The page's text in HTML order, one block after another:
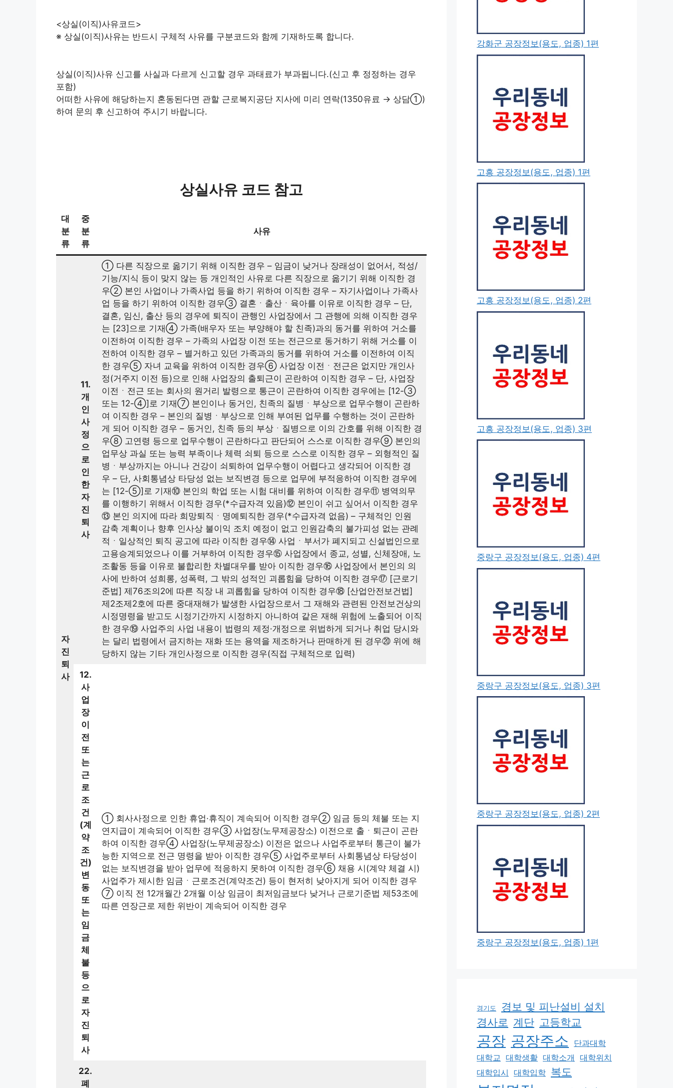
<상실(이직)사유코드>
※ 상실(이직)사유는 반드시 구체적 사유를 구분코드와 함께 기재하도록 합니다.
상실(이직)사유 신고를 사실과 다르게 신고할 경우 과태료가 부과됩니다.(신고 후 정정하는 경우
포함)
어떠한 사유에 해당하는지 혼동된다면 관할 근로복지공단 지사에 미리 연락(1350유료 → 상담①)
하여 문의 후 신고하여 주시기 바랍니다.
상실사유 코드 참고
대
분
류
중
분
류
사유
자
진
퇴
사
11.
개
인
사
정
으
로
인
한
자
진
퇴
사
① 다른 직장으로 옮기기 위해 이직한 경우 – 임금이 낮거나 장래성이 없어서, 적성/
기능/지식 등이 맞지 않는 등 개인적인 사유로 다른 직장으로 옮기기 위해 이직한 경
우② 본인 사업이나 가족사업 등을 하기 위하여 이직한 경우 – 자기사업이나 가족사
업 등을 하기 위하여 이직한 경우③ 결혼ㆍ출산ㆍ육아를 이유로 이직한 경우 – 단,
결혼, 임신, 출산 등의 경우에 퇴직이 관행인 사업장에서 그 관행에 의해 이직한 경우
는 [23]으로 기재④ 가족(배우자 또는 부양해야 할 친족)과의 동거를 위하여 거소를
이전하여 이직한 경우 – 가족의 사업장 이전 또는 전근으로 동거하기 위해 거소를 이
전하여 이직한 경우 – 별거하고 있던 가족과의 동거를 위하여 거소를 이전하여 이직
한 경우⑤ 자녀 교육을 위하여 이직한 경우⑥ 사업장 이전ㆍ전근은 없지만 개인사
정(거주지 이전 등)으로 인해 사업장의 출퇴근이 곤란하여 이직한 경우 – 단, 사업장
이전ㆍ전근 또는 회사의 원거리 발령으로 통근이 곤란하여 이직한 경우에는 [12-③
또는 12-④]로 기재⑦ 본인이나 동거인, 친족의 질병ㆍ부상으로 업무수행이 곤란하
여 이직한 경우 – 본인의 질병ㆍ부상으로 인해 부여된 업무를 수행하는 것이 곤란하
게 되어 이직한 경우 – 동거인, 친족 등의 부상ㆍ질병으로 이의 간호를 위해 이직한 경
우⑧ 고연령 등으로 업무수행이 곤란하다고 판단되어 스스로 이직한 경우⑨ 본인의
업무상 과실 또는 능력 부족이나 체력 쇠퇴 등으로 스스로 이직한 경우 – 외형적인 질
병ㆍ부상까지는 아니나 건강이 쇠퇴하여 업무수행이 어렵다고 생각되어 이직한 경
우 – 단, 사회통념상 타당성 없는 보직변경 등으로 업무에 부적응하여 이직한 경우에
는 [12-⑤]로 기재⑩ 본인의 학업 또는 시험 대비를 위하여 이직한 경우⑪ 병역의무
를 이행하기 위해서 이직한 경우(*수급자격 있음)⑫ 본인이 쉬고 싶어서 이직한 경우
⑬ 본인 의지에 따라 희망퇴직ㆍ명예퇴직한 경우(*수급자격 없음) – 구체적인 인원
감축 계획이나 향후 인사상 불이익 조치 예정이 없고 인원감축의 불가피성 없는 관례
적ㆍ일상적인 퇴직 공고에 따라 이직한 경우⑭ 사업ㆍ부서가 폐지되고 신설법인으로
고용승계되었으나 이를 거부하여 이직한 경우⑮ 사업장에서 종교, 성별, 신체장애, 노
조활동 등을 이유로 불합리한 차별대우를 받아 이직한 경우⑯ 사업장에서 본인의 의
사에 반하여 성희롱, 성폭력, 그 밖의 성적인 괴롭힘을 당하여 이직한 경우⑰ [근로기
준법] 제76조의2에 따른 직장 내 괴롭힘을 당하여 이직한 경우⑱ [산업안전보건법]
제2조제2호에 따른 중대재해가 발생한 사업장으로서 그 재해와 관련된 안전보건상의
시정명령을 받고도 시정기간까지 시정하지 아니하여 같은 재해 위험에 노출되어 이직
한 경우⑲ 사업주의 사업 내용이 법령의 제정·개정으로 위법하게 되거나 취업 당시와
는 달리 법령에서 금지하는 재화 또는 용역을 제조하거나 판매하게 된 경우⑳ 위에 해
당하지 않는 기타 개인사정으로 이직한 경우(직접 구체적으로 입력)
12.
사
업
장
이
전
또
는
근
로
조
건
(계
약
조
건)
변
동
또
는
임
금
체
불
등
으
로
자
진
퇴
사
① 회사사정으로 인한 휴업·휴직이 계속되어 이직한 경우② 임금 등의 체불 또는 지
연지급이 계속되어 이직한 경우③ 사업장(노무제공장소) 이전으로 출ㆍ퇴근이 곤란
하여 이직한 경우④ 사업장(노무제공장소) 이전은 없으나 사업주로부터 통근이 불가
능한 지역으로 전근 명령을 받아 이직한 경우⑤ 사업주로부터 사회통념상 타당성이
없는 보직변경을 받아 업무에 적응하지 못하여 이직한 경우⑥ 채용 시(계약 체결 시)
사업주가 제시한 임금ㆍ근로조건(계약조건) 등이 현저히 낮아지게 되어 이직한 경우
⑦ 이직 전 12개월간 2개월 이상 임금이 최저임금보다 낮거나 근로기준법 제53조에
따른 연장근로 제한 위반이 계속되어 이직한 경우
22.
폐
강화군 공장정보(용도, 업종) 1편
고흥 공장정보(용도, 업종) 1편
고흥 공장정보(용도, 업종) 2편
고흥 공장정보(용도, 업종) 3편
중랑구 공장정보(용도, 업종) 4편
중랑구 공장정보(용도, 업종) 3편
중랑구 공장정보(용도, 업종) 2편
중랑구 공장정보(용도, 업종) 1편
경기도
경보 및 피난설비 설치
경사로 계단 고등학교
공장 공장주소
단과대학
대학교
대학생활 대학소개 대학위치
대학입시 대학입학 복도